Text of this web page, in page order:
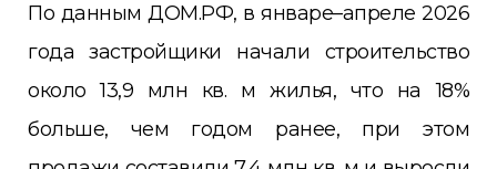
По данным ДОМ.РФ, в январе–апреле 2026
года застройщики начали строительство
около 13,9 млн кв. м жилья, что на 18%
больше, чем годом ранее, при этом